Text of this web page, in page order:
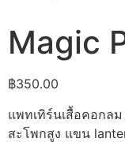
Magic
฿350.00
แพทเทิร์นเสื้อคอกล
สะโพกสูง แขน